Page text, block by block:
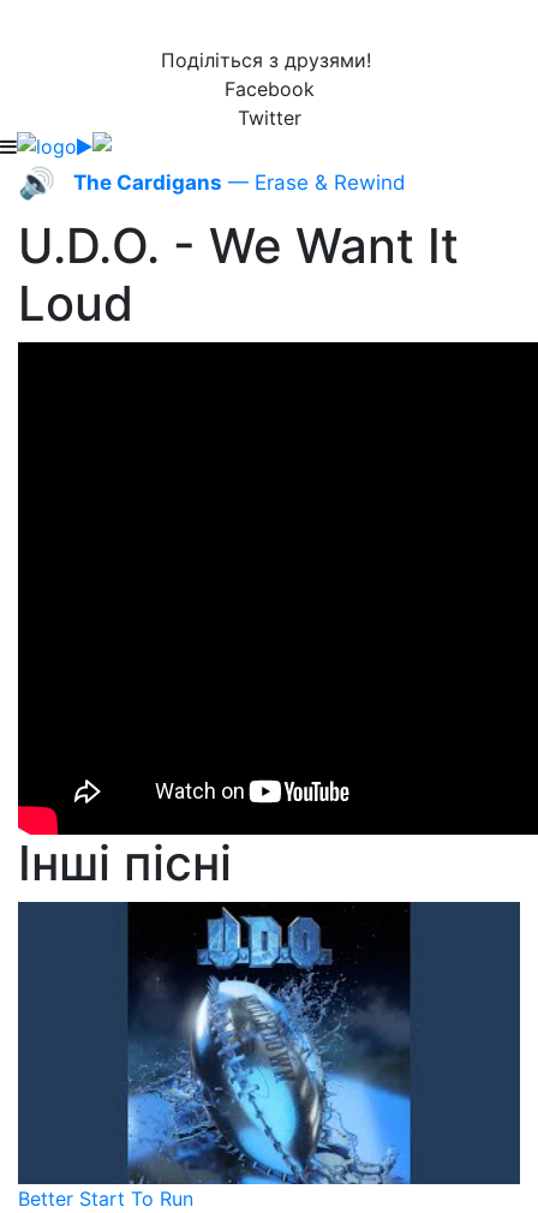
Поділіться з друзями!
Facebook
Twitter
🔊 The Cardigans — Erase & Rewind
U.D.O. - We Want It
Loud
Інші пісні
Better Start To Run